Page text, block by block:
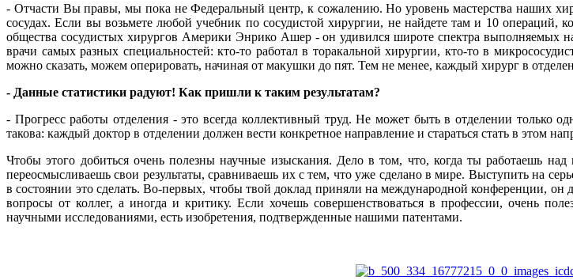
- Отчасти Вы правы, мы пока не Федеральный центр, к сожалению. Но уровень мастерства наших
сосудах. Если вы возьмете любой учебник по сосудистой хирургии, не найдете там и 10
общества сосудистых хирургов Америки Энрико Ашер - он удивился широте спектра выполняемых
врачи самых разных специальностей: кто-то работал в торакальной хирургии, кто-то в
можно сказать, можем оперировать, начиная от макушки до пят. Тем не менее, каждый хирург в
- Данные статистики радуют! Как пришли к таким результатам?
- Прогресс работы отделения - это всегда коллективный труд. Не может быть в отделении только
такова: каждый доктор в отделении должен вести конкретное направление и стараться стать в этом
Чтобы этого добиться очень полезны научные изыскания. Дело в том, что, когда ты работаешь
переосмысливаешь свои результаты, сравниваешь их с тем, что уже сделано в мире. Выступить на
в состоянии это сделать. Во-первых, чтобы твой доклад приняли на международной конференции,
вопросы от коллег, а иногда и критику. Если хочешь совершенствоваться в профессии, очень
научными исследованиями, есть изобретения, подтвержденные нашими патентами.